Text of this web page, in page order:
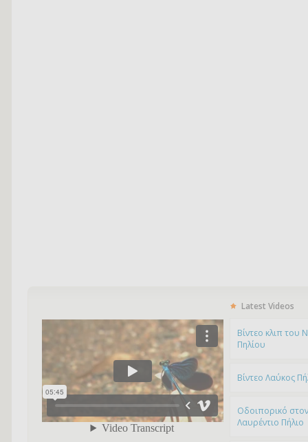
Latest Videos
Bίντεο κλιπ του
Πηλίου
Βίντεο Λαύκος
Οδοιπορικό
Λαυρέντιο Πήλιο